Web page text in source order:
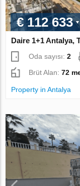
€ 112 633
Daire 1+1 Antalya,
Oda sayısı:2
Brüt Alan:72
Property in Antalya